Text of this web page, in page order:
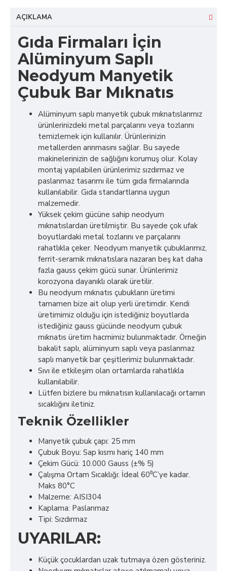
AÇIKLAMA
Gıda Firmaları İçin
Alüminyum Saplı
Neodyum Manyetik
Çubuk Bar Mıknatıs
Alüminyum saplı manyetik çubuk mıknatıslarımız
ürünlerinizdeki metal parçalarını veya tozlarını
temizlemek için kullanılır. Ürünlerinizin
metallerden arınmasını sağlar. Bu sayede
makinelerinizin de sağlığını korumuş olur. Kolay
montaj yapılabilen ürünlerimiz sızdırmaz ve
paslanmaz tasarımı ile tüm gıda firmalarında
kullanılabilir. Gıda standartlarına uygun
malzemedir.
Yüksek çekim gücüne sahip neodyum
mıknatıslardan üretilmiştir. Bu sayede çok ufak
boyutlardaki metal tozlarını ve parçalarını
rahatlıkla çeker. Neodyum manyetik çubuklarımız,
ferrit-seramik mıknatıslara nazaran beş kat daha
fazla gauss çekim gücü sunar. Ürünlerimiz
korozyona dayanıklı olarak üretilir.
Bu neodyum mıknatıs çubukların üretimi
tamamen bize ait olup yerli üretimdir. Kendi
üretimimiz olduğu için istediğiniz boyutlarda
istediğiniz gauss gücünde neodyum çubuk
mıknatıs üretim hacmimiz bulunmaktadır. Örneğin
bakalit saplı, alüminyum saplı veya paslanmaz
saplı manyetik bar çeşitlerimiz bulunmaktadır.
Sıvı ile etkileşim olan ortamlarda rahatlıkla
kullanılabilir.
Lütfen bizlere bu mıknatısın kullanılacağı ortamın
sıcaklığını iletiniz.
Teknik Özellikler
Manyetik çubuk çapı: 25 mm
Çubuk Boyu: Sap kısmı hariç 140 mm
Çekim Gücü: 10.000 Gauss (±% 5)
Çalışma Ortam Sıcaklığı: İdeal 60⁰C’ye kadar.
Maks 80°C
Malzeme: AISI304
Kaplama: Paslanmaz
Tipi: Sızdırmaz
UYARILAR:
Küçük çocuklardan uzak tutmaya özen gösteriniz.